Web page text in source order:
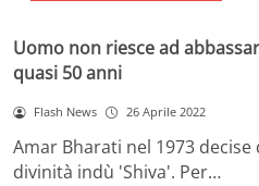
Uomo non riesce ad
quasi 50 anni
Flash News 26 Aprile 2022
Amar Bharati nel 1973
divinità indù 'Shiva'. Per…